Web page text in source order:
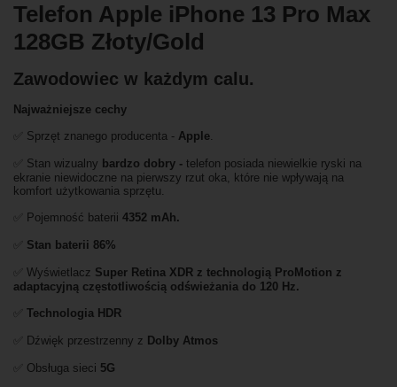
Telefon Apple iPhone 13 Pro Max
128GB Złoty/Gold
Zawodowiec w każdym calu.
Najważniejsze cechy
✅ Sprzęt znanego producenta - Apple.
✅ Stan wizualny bardzo dobry - telefon posiada niewielkie ryski na
ekranie niewidoczne na pierwszy rzut oka, które nie wpływają na
komfort użytkowania sprzętu.
✅ Pojemność baterii 4352 mAh.
Stan baterii 86%
✅ Wyświetlacz Super Retina XDR z technologią ProMotion z
adaptacyjną częstotliwością odświeżania do 120 Hz.
Technologia HDR
✅ Dźwięk przestrzenny z Dolby Atmos
✅ Obsługa sieci 5G